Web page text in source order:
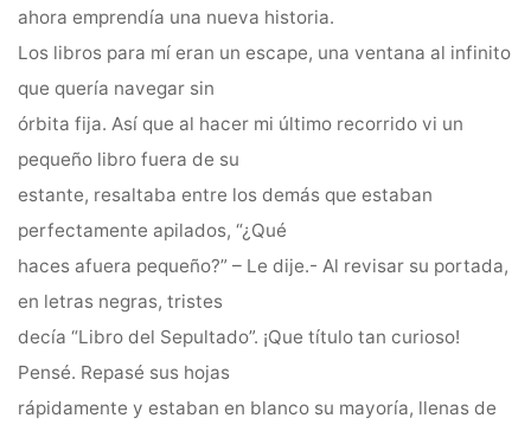
ahora emprendía una nueva historia.
Los libros para mí eran un escape, una ventana al infinito
que quería navegar sin
órbita fija. Así que al hacer mi último recorrido vi un
pequeño libro fuera de su
estante, resaltaba entre los demás que estaban
perfectamente apilados, “¿Qué
haces afuera pequeño?” – Le dije.- Al revisar su portada,
en letras negras, tristes
decía “Libro del Sepultado”. ¡Que título tan curioso!
Pensé. Repasé sus hojas
rápidamente y estaban en blanco su mayoría, llenas de